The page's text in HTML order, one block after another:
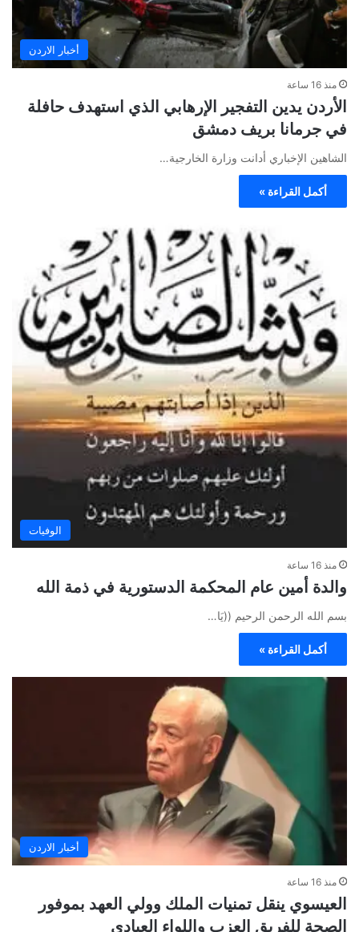
أخبار الاردن
منذ 16 ساعة
الأردن يدين التفجير الإرهابي الذي استهدف حافلة
في جرمانا بريف دمشق
الشاهين الإخباري أدانت وزارة الخارجية…
أكمل القراءة »
الوفيات
منذ 16 ساعة
والدة أمين عام المحكمة الدستورية في ذمة الله
بسم الله الرحمن الرحيم ((يَا…
أكمل القراءة »
أخبار الاردن
منذ 16 ساعة
العيسوي ينقل تمنيات الملك وولي العهد بموفور
الصحة للفريق العزب واللواء العبادي